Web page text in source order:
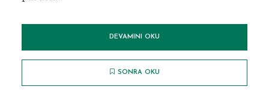
DEVAMINI OKU
SONRA OKU